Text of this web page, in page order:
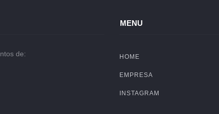
de:
MENU
HOME
EMPRESA
INSTAGRAM